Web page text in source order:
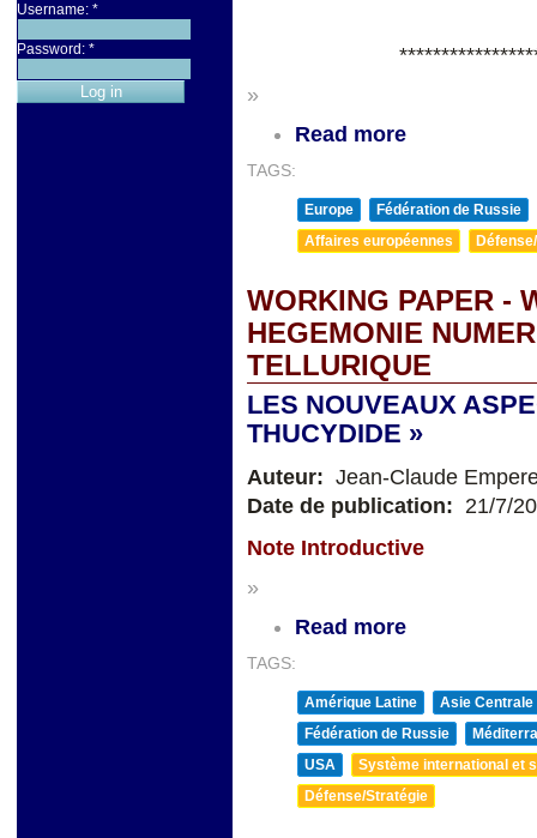
Username: *
Password: *
»
Read more
TAGS:
Europe
Fédération de Russie
Affaires européennes
WORKING PAPER -
HEGEMONIE
TELLURIQUE
LES NOUVEAUX
THUCYDIDE »
Auteur: Jean-Claude
Date de publication: 21/7/
Note Introductive
»
Read more
TAGS:
Amérique Latine
Asie Centrale
Fédération de Russie
USA
Système international et
Défense/Stratégie